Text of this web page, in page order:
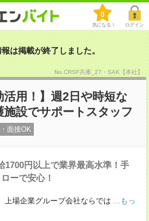
0
気になる！ ログイン
は掲載が終了しました。
No.CRSF兵庫_27・SAK【本社】
活用！】週2日や時短な
施設でサポートスタッフ
面接OK
1700円以上で業界最高水準！手
ーで安心！
場企業グループ会社ならでは ...もっ